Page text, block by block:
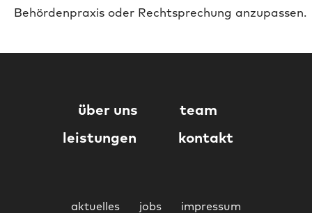
Behördenpraxis oder Rechtsprechung anzupassen.
über uns
team
leistungen
kontakt
aktuelles jobs
impressum